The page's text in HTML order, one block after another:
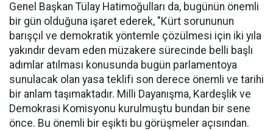
Genel Başkan Tülay Hatimoğulları da, bugünün önemli
bir gün olduğuna işaret ederek, "Kürt sorununun
barışçıl ve demokratik yöntemle çözülmesi için iki yıla
yakındır devam eden müzakere sürecinde belli başlı
adımlar atılması konusunda bugün parlamentoya
sunulacak olan yasa teklifi son derece önemli ve tarihi
bir anlam taşımaktadır. Milli Dayanışma, Kardeşlik ve
Demokrasi Komisyonu kurulmuştu bundan bir sene
önce. Bu önemli bir eşikti bu görüşmeler açısından.